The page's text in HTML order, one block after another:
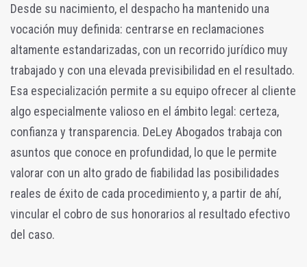
Desde su nacimiento, el despacho ha mantenido una
vocación muy definida: centrarse en reclamaciones
altamente estandarizadas, con un recorrido jurídico muy
trabajado y con una elevada previsibilidad en el resultado.
Esa especialización permite a su equipo ofrecer al cliente
algo especialmente valioso en el ámbito legal: certeza,
confianza y transparencia. DeLey Abogados trabaja con
asuntos que conoce en profundidad, lo que le permite
valorar con un alto grado de fiabilidad las posibilidades
reales de éxito de cada procedimiento y, a partir de ahí,
vincular el cobro de sus honorarios al resultado efectivo
del caso.